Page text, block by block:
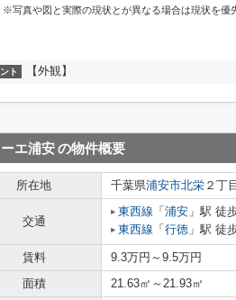
※写真や図と実際の現状とが異なる場合は現状を優
ト 【外観】
ーエ浦安の物件概要
所在地 千葉県浦安市北栄 ２丁
交通
東西線 「 浦安 」駅 徒
東西線 「 行徳 」駅 徒
賃料 9.3万円～9.5万円
面積
21.63㎡～21.93㎡